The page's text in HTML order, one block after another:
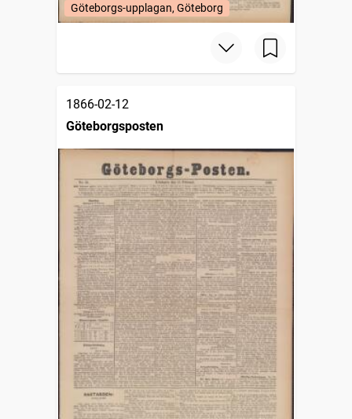
Göteborgs-upplagan, Göteborg
1866-02-12
Göteborgsposten